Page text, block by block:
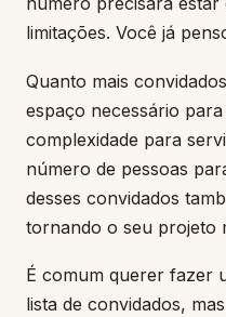
limitações. Você já
Quanto mais
espaço necessário
complexidade para
número de pessoas
desses convidados
tornando o seu projeto
É comum querer fazer
lista de convidados,